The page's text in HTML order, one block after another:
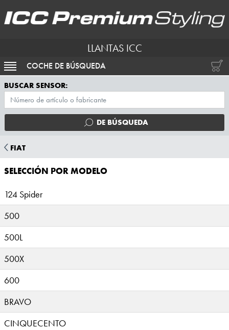
LLANTAS ICC
ACTIVAR NAVEGACIÓN
COCHE DE BÚSQUEDA
BUSCAR SENSOR:
DE BÚSQUEDA
FIAT
SELECCIÓN POR MODELO
124 Spider
500
500L
500X
600
BRAVO
CINQUECENTO